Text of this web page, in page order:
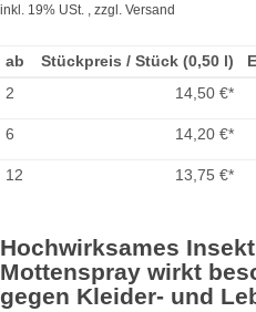
inkl. 19% USt. , zzgl. Versand
ab Stückpreis / Stück (0,50 l)
2
14,50 €*
6 14,20 €*
12 13,75 €*
Hochwirksames
Mottenspray wirkt
gegen Kleider- und